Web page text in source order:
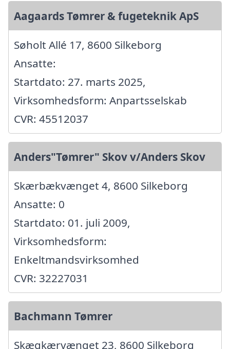
Aagaards Tømrer & fugeteknik ApS
Søholt Allé 17, 8600 Silkeborg
Ansatte:
Startdato: 27. marts 2025,
Virksomhedsform: Anpartsselskab
CVR: 45512037
Anders"Tømrer" Skov v/Anders Skov
Skærbækvænget 4, 8600 Silkeborg
Ansatte: 0
Startdato: 01. juli 2009,
Virksomhedsform:
Enkeltmandsvirksomhed
CVR: 32227031
Bachmann Tømrer
Skægkærvænget 23, 8600 Silkeborg